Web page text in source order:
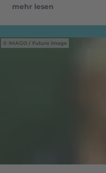
mehr lesen
IMAGO / Future Image